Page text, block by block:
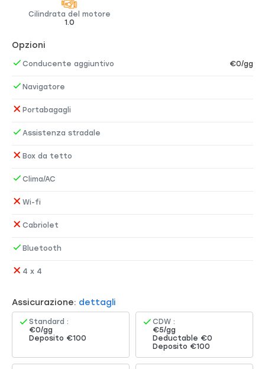
Cilindrata del motore
1.0
Opzioni
Conducente aggiuntivo €0/gg
Navigatore
Portabagagli
Assistenza stradale
Box da tetto
Clima/AC
Wi-fi
Cabriolet
Bluetooth
4 x 4
Assicurazione: dettagli
Standard :
€0/gg
Deposito €100
CDW :
€5/gg
Deductable €0
Deposito €100